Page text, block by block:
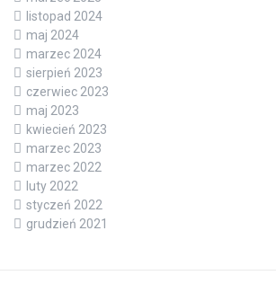
listopad 2024
maj 2024
marzec 2024
sierpień 2023
czerwiec 2023
maj 2023
kwiecień 2023
marzec 2023
marzec 2022
luty 2022
styczeń 2022
grudzień 2021